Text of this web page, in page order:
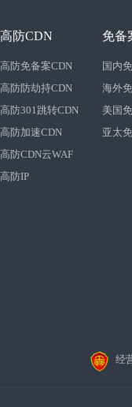
高防CDN
高防免备案CDN
高防防劫持CDN
高防301跳转CDN
高防加速CDN
高防CDN云WAF
高防IP
免备
国内
海外
美国
亚太
经